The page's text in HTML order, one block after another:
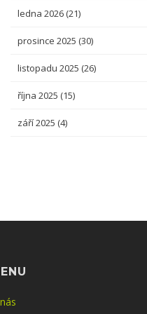
ledna 2026 (21)
prosince 2025 (30)
listopadu 2025 (26)
října 2025 (15)
září 2025 (4)